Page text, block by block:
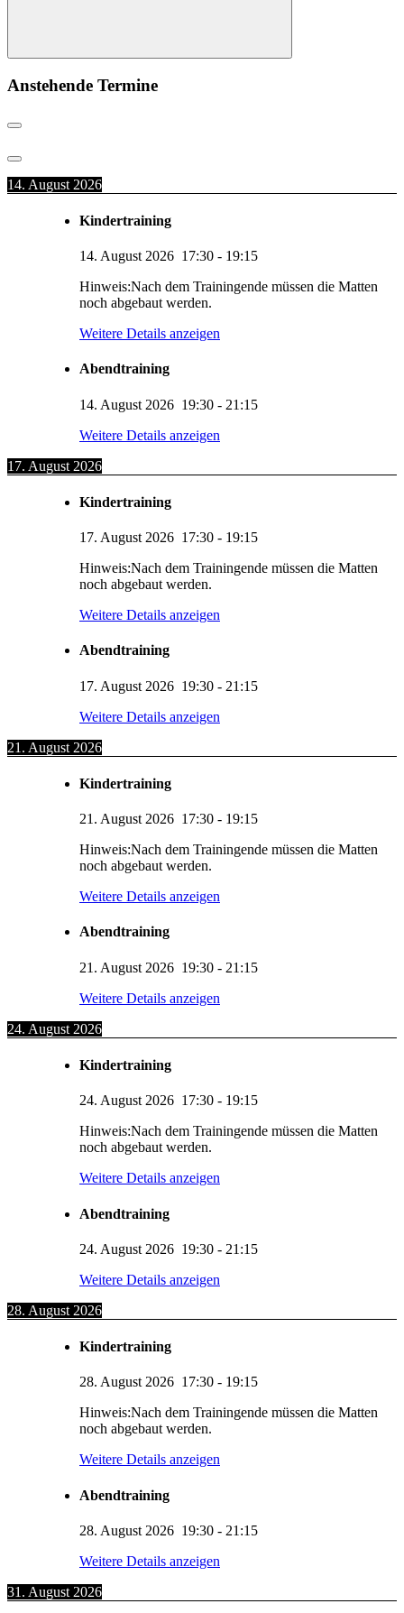
Suchen
Anstehende Termine
14. August 2026
Kindertraining
14. August 2026 17:30 - 19:15
Hinweis:Nach dem Trainingende müssen die Matten
noch abgebaut werden.
Weitere Details anzeigen
Abendtraining
14. August 2026 19:30 - 21:15
Weitere Details anzeigen
17. August 2026
Kindertraining
17. August 2026 17:30 - 19:15
Hinweis:Nach dem Trainingende müssen die Matten
noch abgebaut werden.
Weitere Details anzeigen
Abendtraining
17. August 2026 19:30 - 21:15
Weitere Details anzeigen
21. August 2026
Kindertraining
21. August 2026 17:30 - 19:15
Hinweis:Nach dem Trainingende müssen die Matten
noch abgebaut werden.
Weitere Details anzeigen
Abendtraining
21. August 2026 19:30 - 21:15
Weitere Details anzeigen
24. August 2026
Kindertraining
24. August 2026 17:30 - 19:15
Hinweis:Nach dem Trainingende müssen die Matten
noch abgebaut werden.
Weitere Details anzeigen
Abendtraining
24. August 2026 19:30 - 21:15
Weitere Details anzeigen
28. August 2026
Kindertraining
28. August 2026 17:30 - 19:15
Hinweis:Nach dem Trainingende müssen die Matten
noch abgebaut werden.
Weitere Details anzeigen
Abendtraining
28. August 2026 19:30 - 21:15
Weitere Details anzeigen
31. August 2026